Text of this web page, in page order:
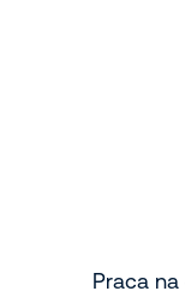
Praca